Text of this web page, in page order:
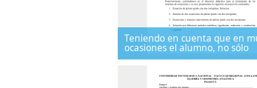
Teniendo en cuenta que en
ocasiones el alumno, no sólo